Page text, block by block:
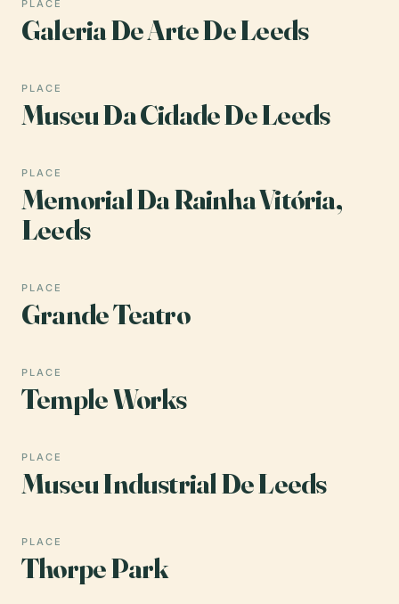
PLACE
Galeria De Arte De Leeds
PLACE
Museu Da Cidade De Leeds
PLACE
Memorial Da Rainha Vitória,
Leeds
PLACE
Grande Teatro
PLACE
Temple Works
PLACE
Museu Industrial De Leeds
PLACE
Thorpe Park